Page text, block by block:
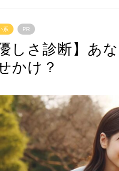
系 PR
優しさ診断】あ
かけ？